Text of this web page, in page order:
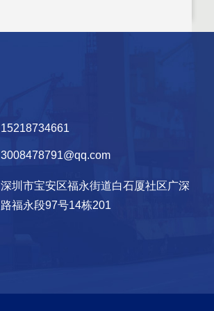
15218734661
3008478791@qq.com
深圳市宝安区福永街道白石厦社区广深
路福永段97号14栋201